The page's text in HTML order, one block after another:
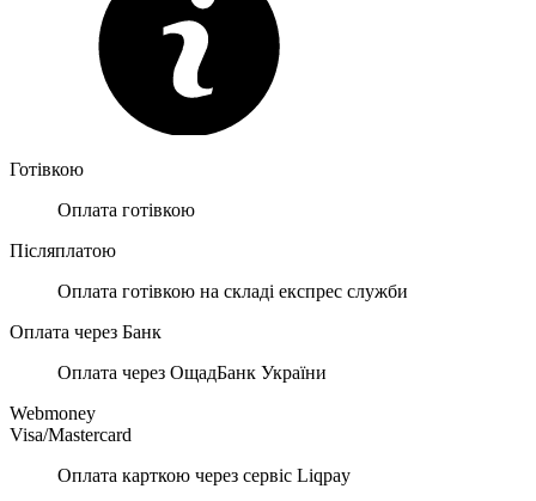
Готівкою
Оплата готівкою
Післяплатою
Оплата готівкою на складі експрес служби
Оплата через Банк
Оплата через ОщадБанк України
Webmoney
Visa/Mastercard
Оплата карткою через сервіс Liqpay